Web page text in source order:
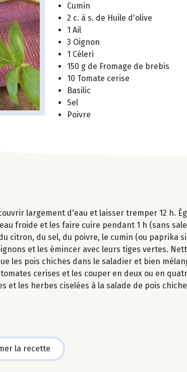
Cumin
2 c. à s. de Huile d'olive
1 Ail
3 Oignon
1 Céleri
150 g de Fromage de brebis
10 Tomate cerise
Basilic
Sel
Poivre
largement d'eau et laisser tremper 12 h.
froide et les faire cuire pendant 1 h (sans
citron, du sel, du poivre, le cumin (ou paprika
et les émincer avec leurs tiges vertes.
les pois chiches dans le saladier et bien
cerises et les couper en deux ou en
et les herbes ciselées à la salade de pois
la recette